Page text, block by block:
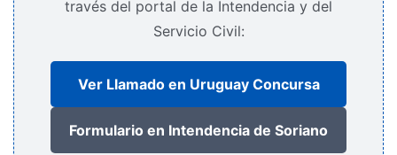
través del portal de la Intendencia y del
Servicio Civil:
Ver Llamado en Uruguay Concursa
Formulario en Intendencia de Soriano